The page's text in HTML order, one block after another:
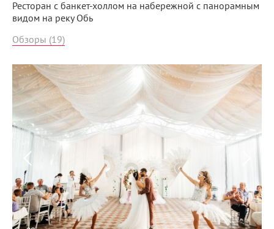
Ресторан с банкет-холлом на набережной с панорамным
видом на реку Обь
Обзоры (19)
Menunsk.ru